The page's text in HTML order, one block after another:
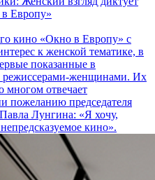
Европу»
кино «Окно в Европу» с
к женской тематике, в
показанные в
женщинами. Их
многом отвечает
пожеланию председателя
Лунгина: «Я хочу,
кино».